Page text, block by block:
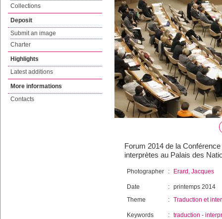
Collections
Deposit
Submit an image
Charter
Highlights
Latest additions
More informations
Contacts
Forum 2014 de la
interprètes au Palais des
Photographer : Erard, Jacques
Date : printemps 2014
Theme
: Traduction et
Keywords : traduction -